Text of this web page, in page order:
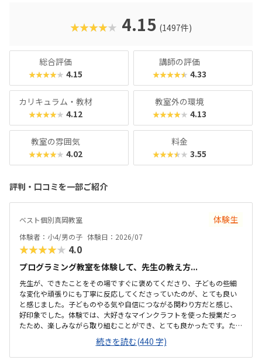
クに慣れている今の子どもでも、「安っぽい」「子どもっぽ
い」と思わず勉強に取り組めるでしょう。学習結果は通信簿
★★★★★ 4.15 (1497件)
総合評価
★★★★★ 4.15
講師の評価
★★★★★ 4.33
カリキュラム・教材
★★★★★ 4.12
教室外の環境
★★★★★ 4.13
教室の雰囲気
★★★★★ 4.02
料金
★★★★★ 3.55
評判・口コミを一部ご紹介
ベスト個別真岡教室 体験生
体験者：小4/男の子 体験日：2026/07
★★★★★ 4.0
プログラミング教室を体験して、先生の教え方...
先生が、できたことをその場ですぐに褒めてくださり、子どもの些細
な変化や頑張りにも丁寧に反応してくださっていたのが、とても良い
と感じました。子どものやる気や自信につながる関わり方だと感じ、
好印象でした。体験では、大好きなマインクラフトを使った授業だっ
たため、楽しみながら取り組むことができ、とても良かったです。た
だ、今後もずっとマインクラフトを使った内容ではないと伺ったの
で、その後も興味を持って取り組めるかどうかは少し気になる点でし
た。教室は自宅から15分ほどの距離にあり、通いやすいと感じまし
続きを読む(440 字)